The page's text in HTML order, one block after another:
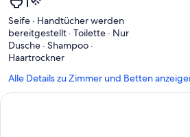
Seife · Handtücher werden
bereitgestellt · Toilette · Nur
Dusche · Shampoo ·
Haartrockner
Alle Details zu Zimmer und Betten